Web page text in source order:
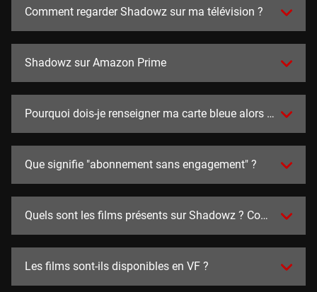
Comment regarder Shadowz sur ma télévision ?
Shadowz sur Amazon Prime
Pourquoi dois-je renseigner ma carte bleue alors que
Que signifie "abonnement sans engagement" ?
Quels sont les films présents sur Shadowz ? Combien y en
Les films sont-ils disponibles en VF ?